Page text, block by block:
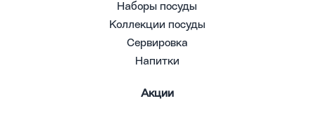
Наборы посуды
Коллекции посуды
Сервировка
Напитки
Акции